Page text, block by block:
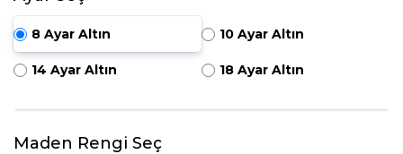
8 Ayar Altın 10 Ayar Altın
14 Ayar Altın 18 Ayar Altın
Maden Rengi Seç